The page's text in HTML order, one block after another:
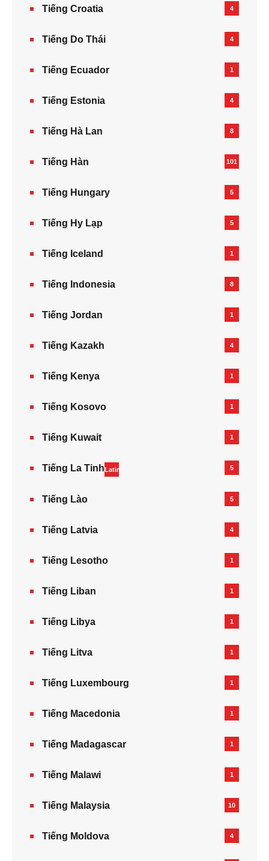
Tiếng Croatia 4
Tiếng Do Thái 4
Tiếng Ecuador 1
Tiếng Estonia 4
Tiếng Hà Lan 8
Tiếng Hàn 101
Tiếng Hungary 5
Tiếng Hy Lạp 5
Tiếng Iceland 1
Tiếng Indonesia 8
Tiếng Jordan 1
Tiếng Kazakh‎ 4
Tiếng Kenya 1
Tiếng Kosovo 1
Tiếng Kuwait 1
Tiếng La TinhLatin 5
Tiếng Lào 5
Tiếng Latvia 4
Tiếng Lesotho 1
Tiếng Liban 1
Tiếng Libya 1
Tiếng Litva 1
Tiếng Luxembourg 1
Tiếng Macedonia 1
Tiếng Madagascar 1
Tiếng Malawi 1
Tiếng Malaysia 10
Tiếng Moldova 4